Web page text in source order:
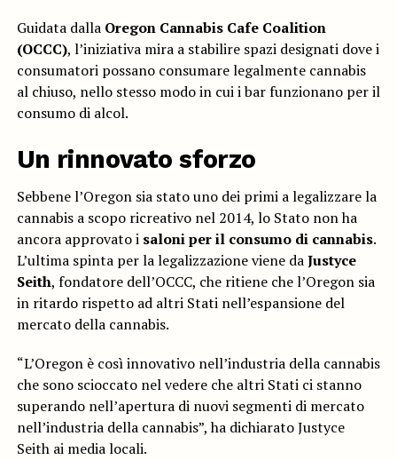
Guidata dalla Oregon Cannabis Cafe Coalition
(OCCC), l’iniziativa mira a stabilire spazi designati dove i
consumatori possano consumare legalmente cannabis
al chiuso, nello stesso modo in cui i bar funzionano per il
consumo di alcol.
Un rinnovato sforzo
Sebbene l’Oregon sia stato uno dei primi a legalizzare la
cannabis a scopo ricreativo nel 2014, lo Stato non ha
ancora approvato i saloni per il consumo di cannabis.
L’ultima spinta per la legalizzazione viene daJustyce
Seith, fondatore dell’OCCC, che ritiene che l’Oregon sia
in ritardo rispetto ad altri Stati nell’espansione del
mercato della cannabis.
“L’Oregon è così innovativo nell’industria della cannabis
che sono scioccato nel vedere che altri Stati ci stanno
superando nell’apertura di nuovi segmenti di mercato
nell’industria della cannabis”, ha dichiarato Justyce
Seith ai media locali.